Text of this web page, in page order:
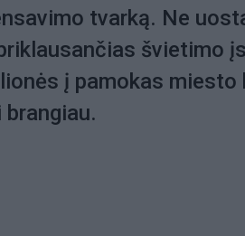
tvarką. Ne
švietimo
į pamokas
brangiau.